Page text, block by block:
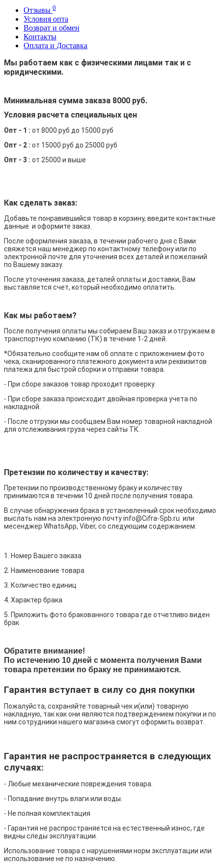
Отзывы 0
Условия опта
Возврат и обмен
Контакты
Оплата и Доставка
Мы работаем как с физическими лицами так и с
юридическими.
Минимальная сумма заказа 8000 руб.
Условия расчета специальных цен
Опт - 1 : от 8000 руб до 15000 руб
Опт - 2 : от 15000 руб до 25000 руб
Опт - 3 : от 25000 и выше
Как сделать заказ:
Добавьте понравившийся товар в корзину, введите контактные
данные и оформите заказ.
После оформления заказа, в течении рабочего дня с Вами
свяжется наш менеджер по контактному телефону или по
электронной почте для уточнения всех деталей и пожеланий
по Вашему заказу.
После уточнения заказа, деталей оплаты и доставки, Вам
выставляется счет, который необходимо оплатить.
Как мы работаем?
После получения оплаты мы собираем Ваш заказ и отгружаем в
транспортную компанию (ТК) в течение 1-2 дней.
*Обязательно сообщите нам об оплате с приложением фото
чека, сканированного платежного документа или реквизитов
платежа для быстрой сборки и отправки товара.
- При сборе заказов товар проходит проверку.
- При сборе заказа происходит двойная проверка учета по
накладной.
- После отгрузки мы сообщаем Вам номер товарной накладной
для отслеживания груза через сайты ТК.
Претензии по количеству и качеству:
Претензии по производственному браку и количеству
принимаются в течении 10 дней после получения товара.
В случае обнаружения брака в установленный срок необходимо
выслать нам на электронную почту info@Cifra-Spb.ru или
месенджер WhatsApp, Viber, со следующим содержанием:
1. Номер Вашего заказа
2. Наименование товара
3. Количество единиц
4. Характер брака
5. Приложить фото бракованного товара где отчетливо виден
брак
Обратите внимание!
По истечению 10 дней с момента получения Вами
товара претензии по браку не принимаются.
Гарантия вступает в силу со дня покупки
Пожалуйста, сохраняйте товарный чек и(или) товарную
накладную, так как они являются подтверждением покупки и по
ним сотрудники нашего магазина смогут оформить возврат.
Гарантия не распространяется в следующих
случаях:
- Любые механические повреждения товара.
- Попадание внутрь влаги или воды.
- Не полная комплектация
- Гарантия не распространяется на естественный износ, где
видны следы эксплуатации.
Использование товара с нарушениями норм эксплуатации или
использование не по назначению.